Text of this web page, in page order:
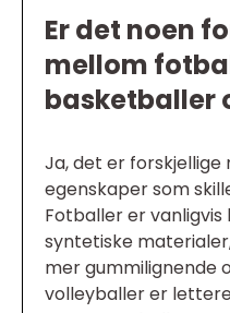
Er det noen
mellom
basketballer
Ja, det er
egenskaper som
Fotballer er
syntetiske
mer gummilignende
volleyballer er